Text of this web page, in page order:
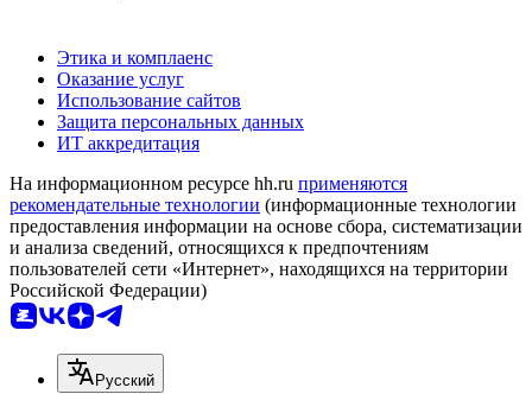
Этика и комплаенс
Оказание услуг
Использование сайтов
Защита персональных данных
ИТ аккредитация
На информационном ресурсе hh.ru применяются
рекомендательные технологии (информационные технологии
предоставления информации на основе сбора, систематизации
и анализа сведений, относящихся к предпочтениям
пользователей сети «Интернет», находящихся на территории
Российской Федерации)
Русский